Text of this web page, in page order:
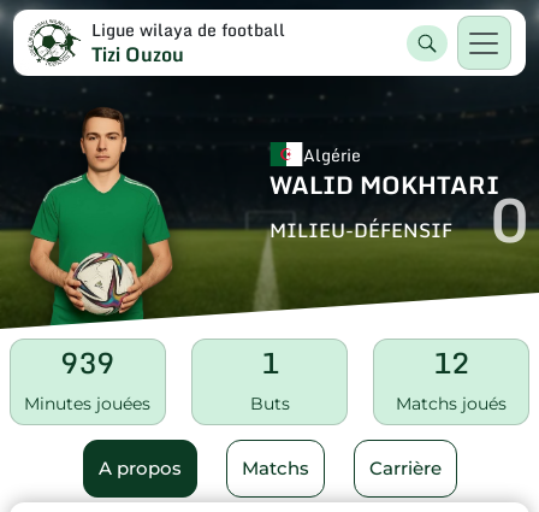
Ligue wilaya de football
Tizi Ouzou
Algérie
WALID MOKHTARI
MILIEU-DÉFENSIF 0
939
Minutes jouées
1
Buts
12
Matchs joués
A propos Matchs Carrière